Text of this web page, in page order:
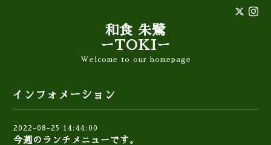
和食 朱鷺
ーTOKIー
Welcome to our homepage
インフォメーション
2022-08-25 14:44:00
今週のランチメニューです。